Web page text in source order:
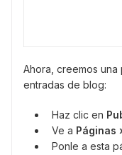
Ahora, creemos
entradas de blog:
Haz clic en
Ve a Páginas
Ponle a esta